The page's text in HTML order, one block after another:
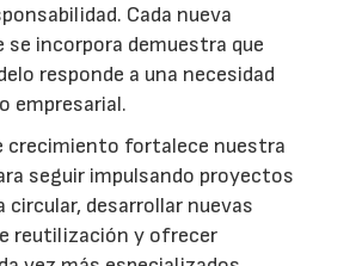
Cada nueva
se incorpora demuestra que
responde a una necesidad
empresarial.
crecimiento fortalece nuestra
seguir impulsando proyectos
circular, desarrollar nuevas
reutilización y ofrecer